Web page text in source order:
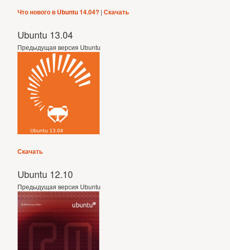
Что нового в Ubuntu 14.04? |Скачать
Ubuntu 13.04
Предыдущая версия Ubuntu
Скачать
Ubuntu 12.10
Предыдущая версия Ubuntu